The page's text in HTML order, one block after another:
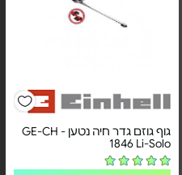
גוף גוזם גדר חיה נטען - GE-CH
1846 Li-Solo